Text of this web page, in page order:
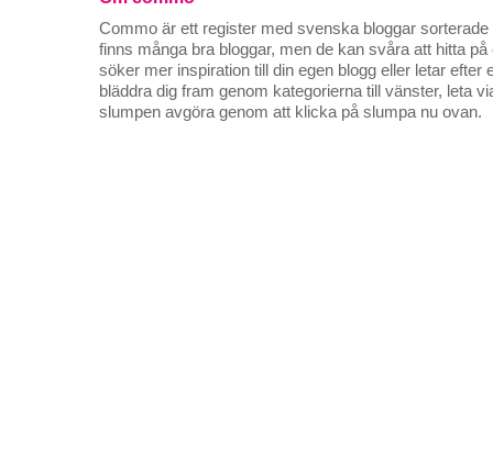
Commo är ett register med svenska bloggar sorterade
finns många bra bloggar, men de kan svåra att hitta
söker mer inspiration till din egen blogg eller letar efter
bläddra dig fram genom kategorierna till vänster, leta
slumpen avgöra genom att klicka på slumpa nu ovan.